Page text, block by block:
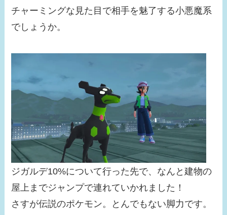
チャーミングな見た目で相手を魅了する小悪魔系
でしょうか。
ジガルデ10%について行った先で、なんと建物の
屋上までジャンプで連れていかれました！
さすが伝説のポケモン。とんでもない脚力です。